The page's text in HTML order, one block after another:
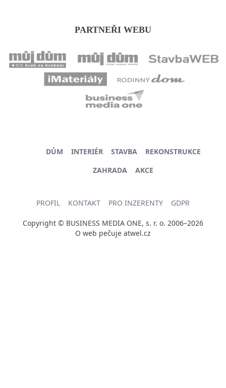
PARTNEŘI WEBU
DŮM INTERIÉR STAVBA
REKONSTRUKCE
ZAHRADA
AKCE
PROFIL KONTAKT PRO INZERENTY GDPR
Copyright © BUSINESS MEDIA ONE, s. r. o. 2006–2026